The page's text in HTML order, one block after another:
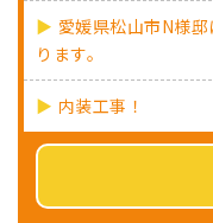
愛媛県松山市N様
ります。
内装工事！